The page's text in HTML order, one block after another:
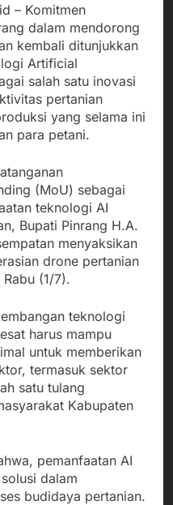
– Komitmen
dalam mendorong
kembali ditunjukkan
Artificial
salah satu inovasi
pertanian
yang selama ini
para petani.
(MoU) sebagai
teknologi AI
Bupati Pinrang H.A.
menyaksikan
drone pertanian
(1/7).
teknologi
harus mampu
untuk memberikan
termasuk sektor
satu tulang
Kabupaten
pemanfaatan AI
dalam
budidaya pertanian.